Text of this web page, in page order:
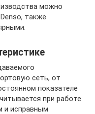
можно
также
сеть, от
показателе
при работе
и исправным